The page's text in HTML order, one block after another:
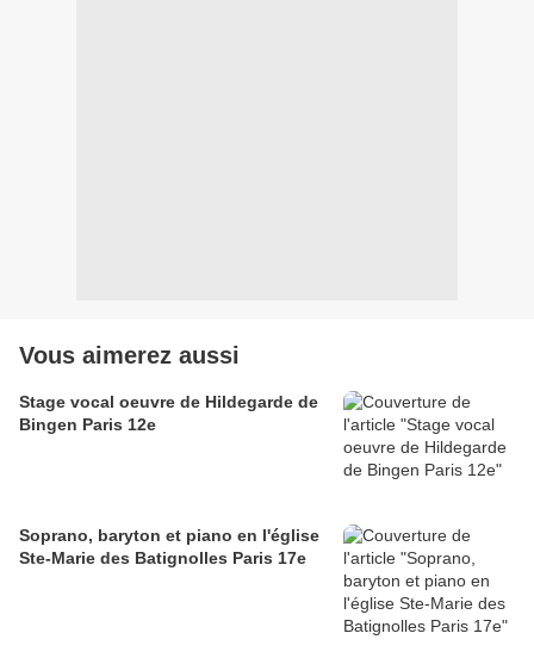
Vous aimerez aussi
Stage vocal oeuvre de Hildegarde de
Bingen Paris 12e
Soprano, baryton et piano en l'église
Ste-Marie des Batignolles Paris 17e